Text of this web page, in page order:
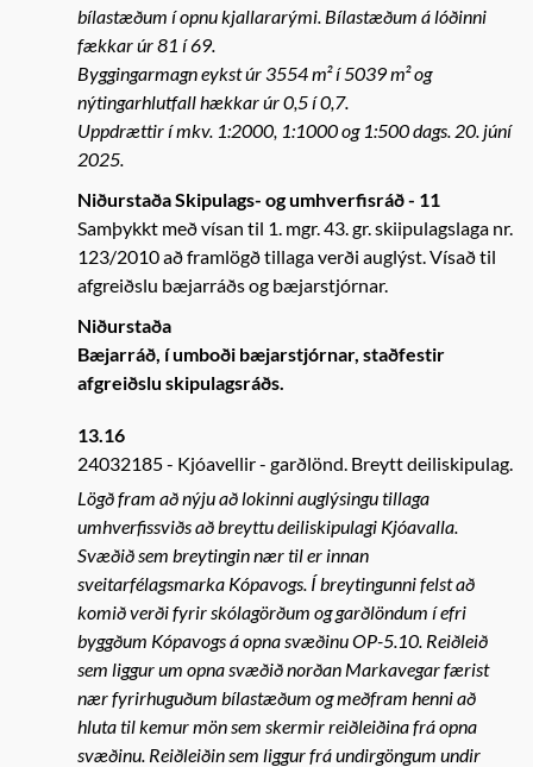
bílastæðum í opnu kjallararými. Bílastæðum á lóðinni
fækkar úr 81 í 69.
Byggingarmagn eykst úr 3554 m² í 5039 m² og
nýtingarhlutfall hækkar úr 0,5 í 0,7.
Uppdrættir í mkv. 1:2000, 1:1000 og 1:500 dags. 20. júní
2025.
Niðurstaða Skipulags- og umhverfisráð - 11
Samþykkt með vísan til 1. mgr. 43. gr. skiipulagslaga nr.
123/2010 að framlögð tillaga verði auglýst. Vísað til
afgreiðslu bæjarráðs og bæjarstjórnar.
Niðurstaða
Bæjarráð, í umboði bæjarstjórnar, staðfestir
afgreiðslu skipulagsráðs.
13.16
24032185
Kjóavellir - garðlönd. Breytt deiliskipulag.
Lögð fram að nýju að lokinni auglýsingu tillaga
umhverfissviðs að breyttu deiliskipulagi Kjóavalla.
Svæðið sem breytingin nær til er innan
sveitarfélagsmarka Kópavogs. Í breytingunni felst að
komið verði fyrir skólagörðum og garðlöndum í efri
byggðum Kópavogs á opna svæðinu OP-5.10. Reiðleið
sem liggur um opna svæðið norðan Markavegar færist
nær fyrirhuguðum bílastæðum og meðfram henni að
hluta til kemur mön sem skermir reiðleiðina frá opna
svæðinu. Reiðleiðin sem liggur frá undirgöngum undir